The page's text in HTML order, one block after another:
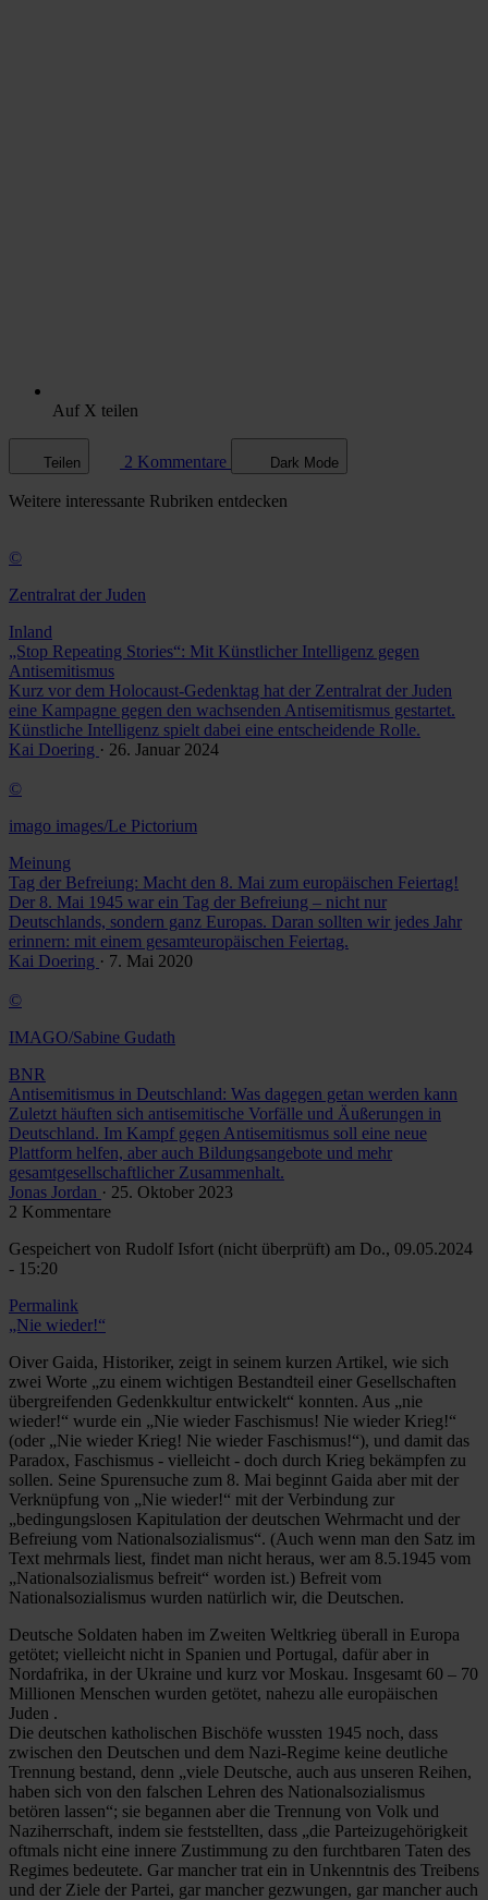
Auf X teilen
Teilen 2 Kommentare Dark Mode
Weitere interessante Rubriken entdecken
©
Zentralrat der Juden
Inland
„Stop Repeating Stories“: Mit Künstlicher Intelligenz gegen
Antisemitismus
Kurz vor dem Holocaust-Gedenktag hat der Zentralrat der Juden
eine Kampagne gegen den wachsenden Antisemitismus gestartet.
Künstliche Intelligenz spielt dabei eine entscheidende Rolle.
Kai Doering · 26. Januar 2024
©
imago images/Le Pictorium
Meinung
Tag der Befreiung: Macht den 8. Mai zum europäischen Feiertag!
Der 8. Mai 1945 war ein Tag der Befreiung – nicht nur
Deutschlands, sondern ganz Europas. Daran sollten wir jedes Jahr
erinnern: mit einem gesamteuropäischen Feiertag.
Kai Doering · 7. Mai 2020
©
IMAGO/Sabine Gudath
BNR
Antisemitismus in Deutschland: Was dagegen getan werden kann
Zuletzt häuften sich antisemitische Vorfälle und Äußerungen in
Deutschland. Im Kampf gegen Antisemitismus soll eine neue
Plattform helfen, aber auch Bildungsangebote und mehr
gesamtgesellschaftlicher Zusammenhalt.
Jonas Jordan · 25. Oktober 2023
2 Kommentare
Gespeichert von Rudolf Isfort (nicht überprüft) am Do., 09.05.2024
- 15:20
Permalink
„Nie wieder!“
Oiver Gaida, Historiker, zeigt in seinem kurzen Artikel, wie sich
zwei Worte „zu einem wichtigen Bestandteil einer Gesellschaften
übergreifenden Gedenkkultur entwickelt“ konnten. Aus „nie
wieder!“ wurde ein „Nie wieder Faschismus! Nie wieder Krieg!“
(oder „Nie wieder Krieg! Nie wieder Faschismus!“), und damit das
Paradox, Faschismus - vielleicht - doch durch Krieg bekämpfen zu
sollen. Seine Spurensuche zum 8. Mai beginnt Gaida aber mit der
Verknüpfung von „Nie wieder!“ mit der Verbindung zur
„bedingungslosen Kapitulation der deutschen Wehrmacht und der
Befreiung vom Nationalsozialismus“. (Auch wenn man den Satz im
Text mehrmals liest, findet man nicht heraus, wer am 8.5.1945 vom
„Nationalsozialismus befreit“ worden ist.) Befreit vom
Nationalsozialismus wurden natürlich wir, die Deutschen.
Deutsche Soldaten haben im Zweiten Weltkrieg überall in Europa
getötet; vielleicht nicht in Spanien und Portugal, dafür aber in
Nordafrika, in der Ukraine und kurz vor Moskau. Insgesamt 60 – 70
Millionen Menschen wurden getötet, nahezu alle europäischen
Juden .
Die deutschen katholischen Bischöfe wussten 1945 noch, dass
zwischen den Deutschen und dem Nazi-Regime keine deutliche
Trennung bestand, denn „viele Deutsche, auch aus unseren Reihen,
haben sich von den falschen Lehren des Nationalsozialismus
betören lassen“; sie begannen aber die Trennung von Volk und
Naziherrschaft, indem sie feststellten, dass „die Parteizugehörigkeit
oftmals nicht eine innere Zustimmung zu den furchtbaren Taten des
Regimes bedeutete. Gar mancher trat ein in Unkenntnis des Treibens
und der Ziele der Partei, gar mancher gezwungen, gar mancher auch